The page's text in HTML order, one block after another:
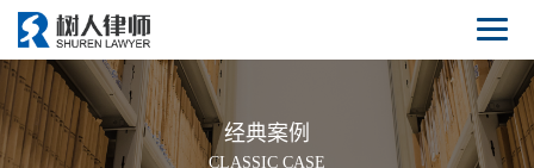
经典案例
CLASSIC CASE